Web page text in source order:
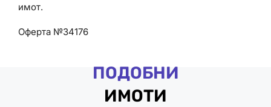
имот.
Оферта №34176
ПОДОБНИ
ИМОТИ